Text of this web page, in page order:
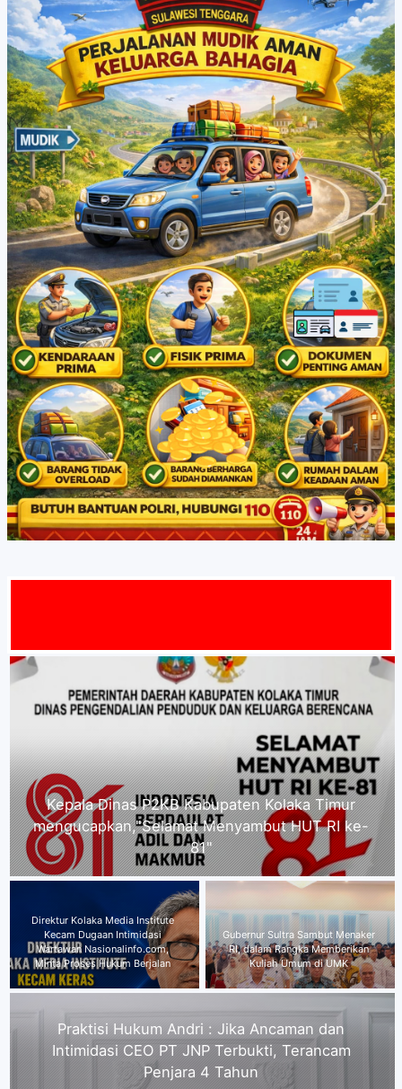
Direktur Kolaka Media Institute Kecam Dugaan
Intimidasi Wartawan Nasionalinfo.com, Minta
Proses Hukum Berjalan
Gubernur Sultra Sambut Menaker
RI, dalam Rangka Memberikan
Kuliah Umum di UMK
Praktisi Hukum Andri : Jika
Ancaman dan Intimidasi CEO PT
JNP Terbukti, Terancam Penjara 4
Tahun
Plt Kepala Dinas Transmigrasi dan Tenaga Kerja
Kabupaten Kolaka Timur beserta Seluruh Jajaran
Mengucapkan Selamat Menyambut HUT RI ke-81